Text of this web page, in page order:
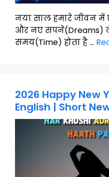
नया साल हमारे जीवन
और नए सपने(Dreams)
समय(Time) होता है …
2026 Happy New
English | Short